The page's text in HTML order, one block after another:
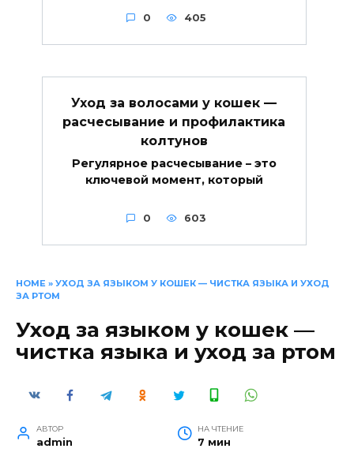
HOME » УХОД ЗА ЯЗЫКОМ У КОШЕК — ЧИСТКА ЯЗЫКА И УХОД
ЗА РТОМ
Уход за языком у кошек —
чистка языка и уход за ртом
АВТОР
admin
НА ЧТЕНИЕ
7 мин
0 405
Уход за волосами у кошек —
расчесывание и профилактика
колтунов
Регулярное расчесывание – это
ключевой момент, который
0 603